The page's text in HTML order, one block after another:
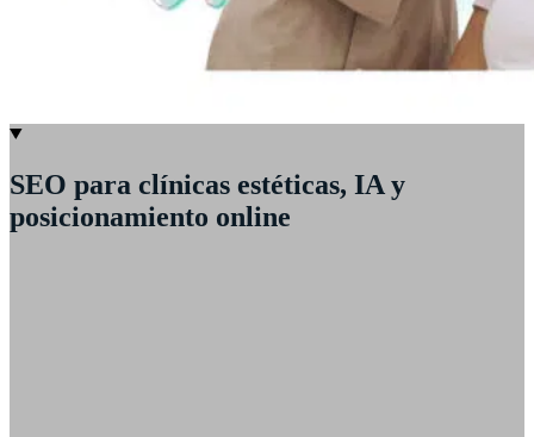
SEO para clínicas estéticas, IA y
posicionamiento online